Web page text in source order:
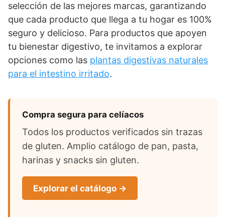
selección de las mejores marcas, garantizando
que cada producto que llega a tu hogar es 100%
seguro y delicioso. Para productos que apoyen
tu bienestar digestivo, te invitamos a explorar
opciones como las plantas digestivas naturales
para el intestino irritado.
Compra segura para celíacos
Todos los productos verificados sin trazas
de gluten. Amplio catálogo de pan, pasta,
harinas y snacks sin gluten.
Explorar el catálogo →